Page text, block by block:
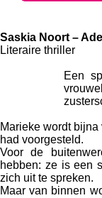
Saskia Noort –
Literaire thriller
Een
Marieke wordt
had voorgesteld.
Voor de
hebben: ze is een
zich uit te spreken.
Maar van binnen